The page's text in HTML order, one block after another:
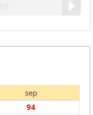
sep
94